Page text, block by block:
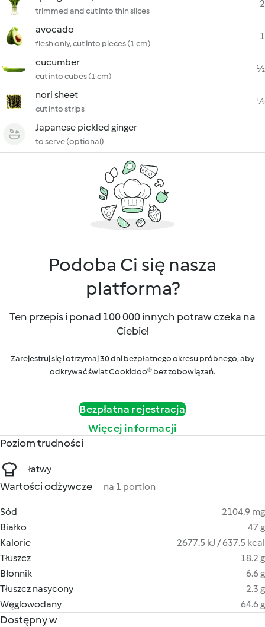
trimmed and cut into thin slices
2
avocado
flesh only, cut into pieces (1 cm)
1
cucumber
cut into cubes (1 cm)
½
nori sheet
cut into strips
½
Japanese pickled ginger
to serve (optional)
Podoba Ci się nasza
platforma?
Ten przepis i ponad 100 000 innych potraw czeka na
Ciebie!
Zarejestruj się i otrzymaj 30 dni bezpłatnego okresu próbnego, aby
odkrywać świat Cookidoo® bez zobowiązań.
Bezpłatna rejestracja
Więcej informacji
Poziom trudności
łatwy
Wartości odżywcze na 1 portion
Sód
2104.9 mg
Białko
47 g
Kalorie
2677.5 kJ / 637.5 kcal
Tłuszcz
18.2 g
Błonnik
6.6 g
Tłuszcz nasycony
2.3 g
Węglowodany
64.6 g
Dostępny w